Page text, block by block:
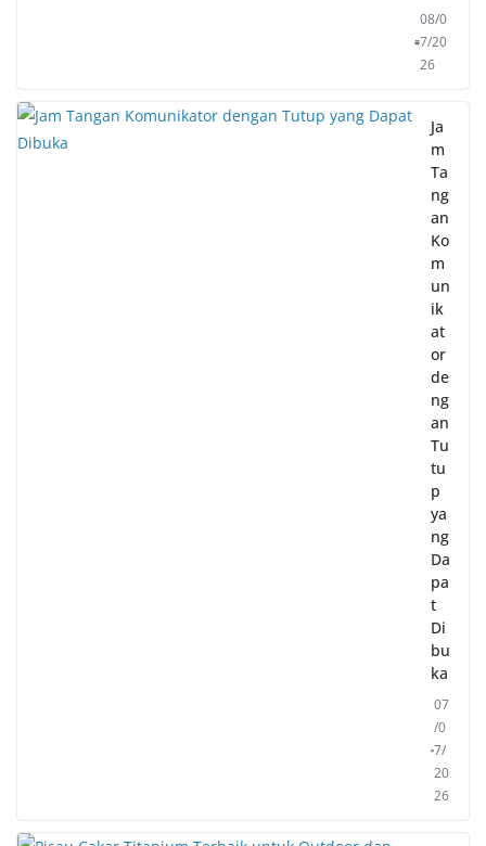
08/0
7/20
26
Ja
m
Ta
ng
an
Ko
m
un
ik
at
or
de
ng
an
Tu
tu
p
ya
ng
Da
pa
t
Di
bu
ka
07
/0
7/
20
26